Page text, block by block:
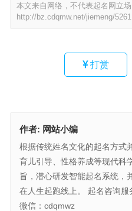
本文来自网络，不代表起名网立
http://bz.cdqmw.net/jiemeng/
打赏
作者: 网站小编
根据传统姓名文化的起名方式
育儿引导、性格养成等现代科
旨，潜心研发智能起名系统，
在人生起跑线上。 起名咨询
微信：cdqmwz